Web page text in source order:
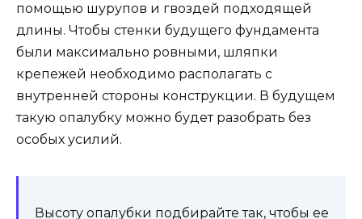
помощью шурупов и гвоздей подходящей
длины. Чтобы стенки будущего фундамента
были максимально ровными, шляпки
крепежей необходимо располагать с
внутренней стороны конструкции. В будущем
такую опалубку можно будет разобрать без
особых усилий.
Высоту опалубки подбирайте так, чтобы ее